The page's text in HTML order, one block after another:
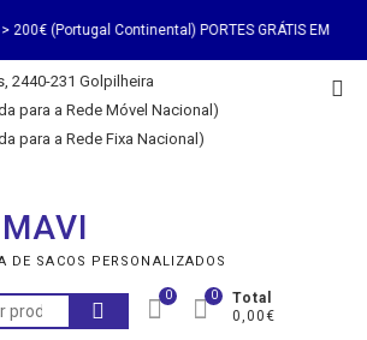
200€ (Portugal Continental) PORTES GRÁTIS EM
PORTES GRÁTIS EM COMPRAS > 200€
GRÁTIS EM COMPRAS > 200€ (Portugal
200€ (Portugal Continental) PORTES GRÁTIS EM
PORTES GRÁTIS EM COMPRAS > 200€
2440-231 Golpilheira
para a Rede Móvel Nacional)
para a Rede Fixa Nacional)
DE SACOS PERSONALIZADOS
0
Total
0,00€
0